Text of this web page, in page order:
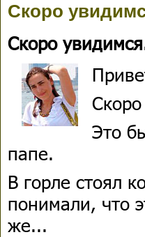
Скоро
Скоро
Это
папе.
В горле стоял
понимали, что
же...